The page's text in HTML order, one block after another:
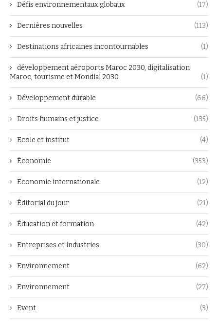
Défis environnementaux globaux (17)
Dernières nouvelles (113)
Destinations africaines incontournables (1)
développement aéroports Maroc 2030, digitalisation
Maroc, tourisme et Mondial 2030
(1)
Développement durable (66)
Droits humains et justice (135)
Ecole et institut (4)
Économie (353)
Economie internationale (12)
Éditorial du jour (21)
Éducation et formation (42)
Entreprises et industries (30)
Environnement (62)
Environnement (27)
Event (3)